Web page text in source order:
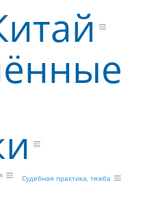
Судебная практика, тяжба